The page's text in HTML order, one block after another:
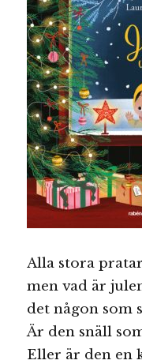
Alla stora
men vad är
det någon som
Är den snäll
Eller är den en